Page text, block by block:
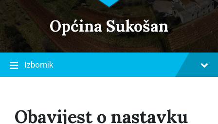
Općina Sukošan
Izbornik
Obavijest o nastavku